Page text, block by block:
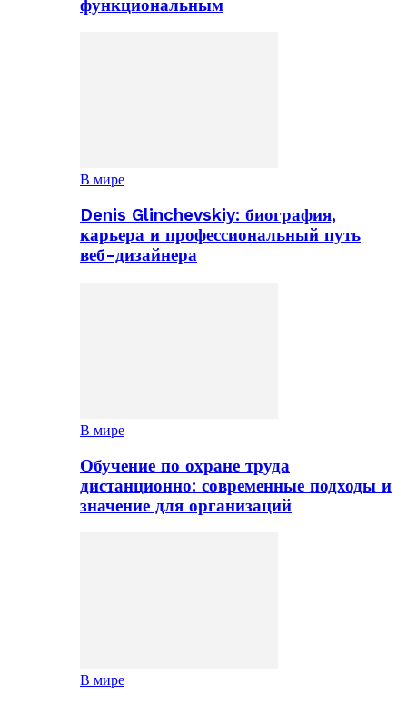
функциональным
В мире
Denis Glinchevskiy: биография,
карьера и профессиональный путь
веб-дизайнера
В мире
Обучение по охране труда
дистанционно: современные подходы и
значение для организаций
В мире